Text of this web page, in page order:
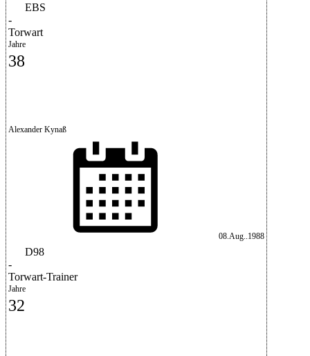
EBS
-
Torwart
Jahre
38
Alexander Kynaß
08.Aug..1988
D98
-
Torwart-Trainer
Jahre
32